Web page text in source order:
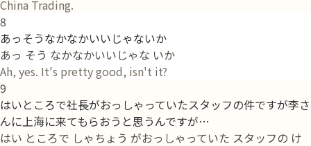
China Trading.
8
あっそうなかなかいいじゃないか
あっ そう なかなかいいじゃな いか
Ah, yes. It's pretty good, isn't it?
9
はいところで社長がおっしゃっていたスタッフの件ですが李さ
んに上海に来てもらおうと思うんですが…
はい ところで しゃちょう がおっしゃっていた スタッフの け